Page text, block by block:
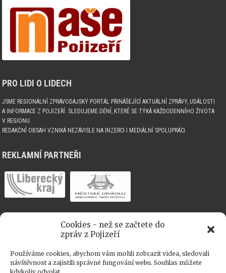
Cookies - než se začtete do
zpráv z Pojizeří
Používáme cookies, abychom vám mohli zobrazit videa, sledovali
návštěvnost a zajistili správné fungování webu. Souhlas můžete
PRO LIDI O LIDECH
JSME REGIONÁLNÍ ZPRAVODAJSKÝ PORTÁL PŘINÁŠEJÍCÍ AKTUÁLNÍ ZPRÁVY, UDÁLOSTI
A INFORMACE Z POJIZEŘÍ. SLEDUJEME DĚNÍ, KTERÉ SE TÝKÁ KAŽDODENNÍHO ŽIVOTA
V REGIONU.
REDAKČNÍ OBSAH VZNIKÁ NEZÁVISLE NA INZERCI I MEDIÁLNÍ SPOLUPRÁCI.
REKLAMNÍ PARTNEŘI
MEDIÁLNÍ SPOLUPRÁCE